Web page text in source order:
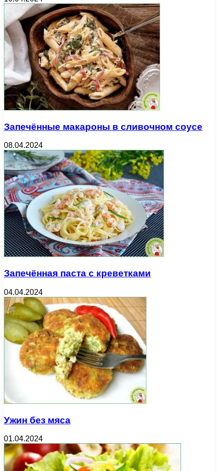
Запечённые макароны в сливочном соусе
08.04.2024
Запечённая паста с креветками
04.04.2024
Ужин без мяса
01.04.2024